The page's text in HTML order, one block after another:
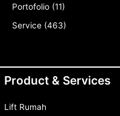
Portofolio (11)
Service (463)
Product & Services
Lift Rumah